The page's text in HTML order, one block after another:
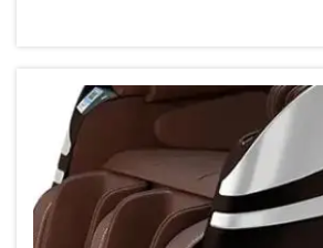
الذكي لبدء عملية الدفع. هذه